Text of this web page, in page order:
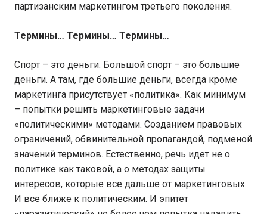
партизанским маркетингом третьего поколения.
Термины… Термины… Термины…
Спорт – это деньги. Большой спорт – это большие
деньги. А там, где большие деньги, всегда кроме
маркетинга присутствует «политика». Как минимум
– попытки решить маркетинговые задачи
«политическими» методами. Созданием правовых
ограничений, обвинительной пропагандой, подменой
значений терминов. Естественно, речь идет не о
политике как таковой, а о методах защиты
интересов, которые все дальше от маркетинговых.
И все ближе к политическим. И эпитет